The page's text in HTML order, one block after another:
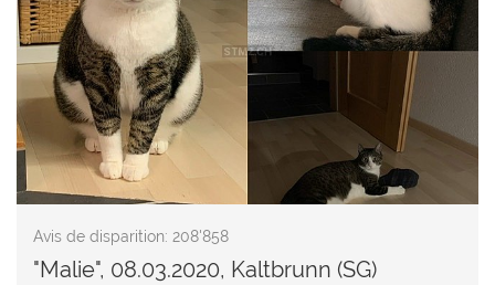
Avis de disparition: 208'858
"Malie", 08.03.2020, Kaltbrunn (SG)